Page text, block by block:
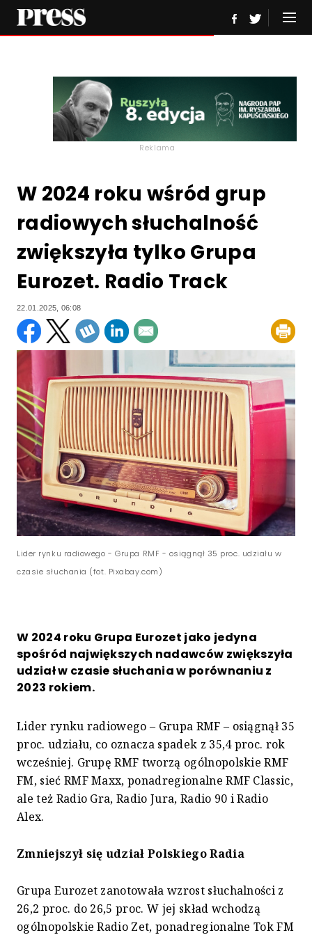
Reklama
W 2024 roku wśród grup
radiowych słuchalność
zwiększyła tylko Grupa
Eurozet. Radio Track
22.01.2025, 06:08
Lider rynku radiowego - Grupa RMF - osiągnął 35 proc. udziału w
czasie słuchania (fot. Pixabay.com)
W 2024 roku Grupa Eurozet jako jedyna
spośród największych nadawców zwiększyła
udział w czasie słuchania w porównaniu z
2023 rokiem.
Lider rynku radiowego – Grupa RMF – osiągnął 35
proc. udziału, co oznacza spadek z 35,4 proc. rok
wcześniej. Grupę RMF tworzą ogólnopolskie RMF
FM, sieć RMF Maxx, ponadregionalne RMF Classic,
ale też Radio Gra, Radio Jura, Radio 90 i Radio
Alex.
Zmniejszył się udział Polskiego Radia
Grupa Eurozet zanotowała wzrost słuchalności z
26,2 proc. do 26,5 proc. W jej skład wchodzą
ogólnopolskie Radio Zet, ponadregionalne Tok FM